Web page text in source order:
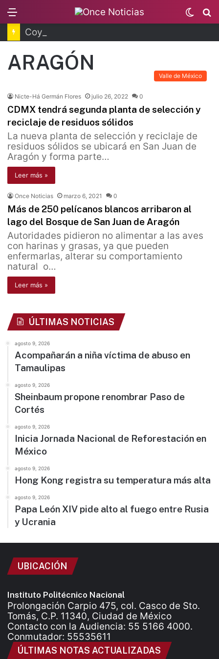
Switch
skin
ARAGÓN
Valle de México
Nicte-Há Germán Flores julio 26, 2022 0
CDMX tendrá segunda planta de selección y
reciclaje de residuos sólidos
La nueva planta de selección y reciclaje de
residuos sólidos se ubicará en San Juan de
Aragón y forma parte…
Leer más »
Once Noticias marzo 6, 2021 0
Más de 250 pelícanos blancos arribaron al
lago del Bosque de San Juan de Aragón
Autoridades pidieron no alimentar a las aves
con harinas y grasas, ya que pueden
enfermarlas, alterar su comportamiento
natural o…
Leer más »
ÚLTIMAS NOTICIAS
agosto 9, 2026
Acompañarán a niña víctima de abuso en
Tamaulipas
agosto 9, 2026
Sheinbaum propone renombrar Paso de
Cortés
agosto 9, 2026
Inicia Jornada Nacional de Reforestación en
México
agosto 9, 2026
Hong Kong registra su temperatura más alta
agosto 9, 2026
Papa León XIV pide alto al fuego entre Rusia
y Ucrania
UBICACIÓN
Instituto Politécnico Nacional
Prolongación Carpio 475, col. Casco de Sto.
Tomás, C.P. 11340, Ciudad de México
Contacto con la Audiencia: 55 5166 4000.
Conmutador: 55535611
ÚLTIMAS NOTAS ACTUALIZADAS